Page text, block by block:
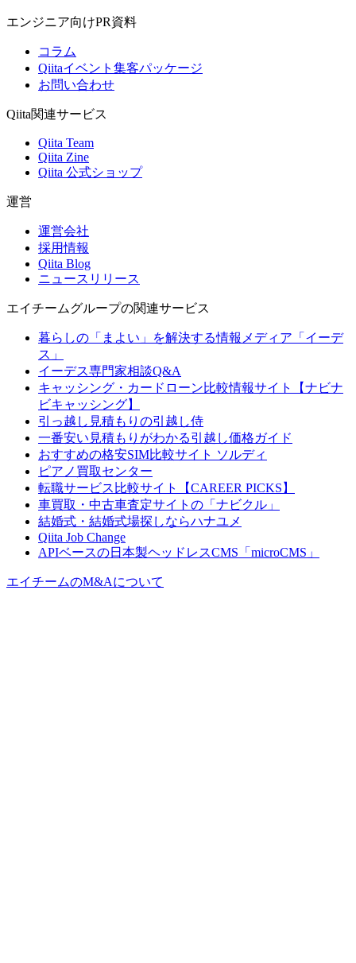
エンジニア向けPR資料
コラム
Qiitaイベント集客パッケージ
お問い合わせ
Qiita関連サービス
Qiita Team
Qiita Zine
Qiita 公式ショップ
運営
運営会社
採用情報
Qiita Blog
ニュースリリース
エイチームグループの関連サービス
暮らしの「まよい」を解決する情報メディア「イーデ
ス」
イーデス専門家相談Q&A
キャッシング・カードローン比較情報サイト【ナビナ
ビキャッシング】
引っ越し見積もりの引越し侍
一番安い見積もりがわかる引越し価格ガイド
おすすめの格安SIM比較サイト ソルディ
ピアノ買取センター
転職サービス比較サイト【CAREER PICKS】
車買取・中古車査定サイトの「ナビクル」
結婚式・結婚式場探しならハナユメ
Qiita Job Change
APIベースの日本製ヘッドレスCMS「microCMS」
エイチームのM&Aについて